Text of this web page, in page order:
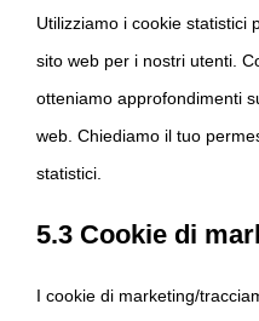
Utilizziamo i cookie statistici
sito web per i nostri utenti.
otteniamo approfondimenti
web. Chiediamo il tuo
statistici.
5.3 Cookie di
I cookie di marketing/